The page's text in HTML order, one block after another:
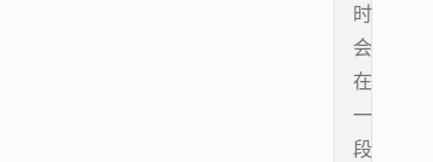
时
会
在
一
段